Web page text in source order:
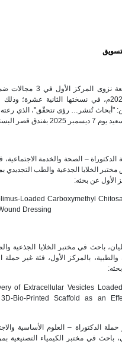
حصد باحثو جامعة
العلمي لعام 2025م، في نسختها الثانية
"أبحاث تُنشر… رؤى تتحقّق"، الذي
قصر البستان.
– الصحة والخدمة
الخلايا الجذعية والطب التجديدي
الأول عن بحثه:
Loaded Carboxymethyl
Dressing
باحث في مختبر الخلايا الجذعية
والطبية، بالمركز الأول، فئة غير
of Extracellular Vesicles
Bio-Printed Scaffold as an
الدكتوراة – العلوم الأساسية
باحث في مختبر الكيمياء التصنيعية